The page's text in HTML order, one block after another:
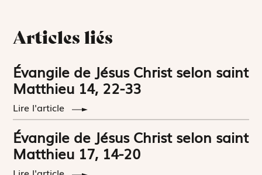
Articles liés
Évangile de Jésus Christ selon saint
Matthieu 14, 22-33
Lire l'article
Évangile de Jésus Christ selon saint
Matthieu 17, 14-20